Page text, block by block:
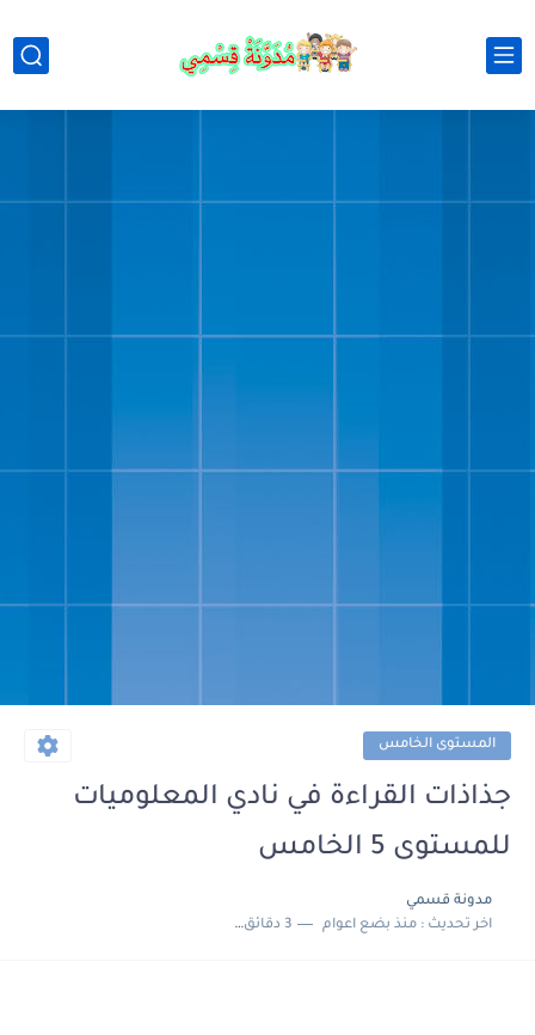
المستوى الخامس
جذاذات القراءة في نادي المعلوميات
للمستوى 5 الخامس
مدونة قسمي
اخر تحديث :منذ بضع اعوام 3 دقائق للقراءة